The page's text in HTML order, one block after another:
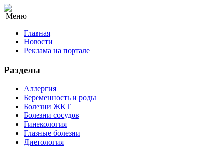
Меню
Главная
Новости
Реклама на портале
Разделы
Аллергия
Беременность и роды
Болезни ЖКТ
Болезни сосудов
Гинекология
Глазные болезни
Диетология